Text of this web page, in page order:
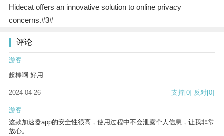
Hidecat offers an innovative solution to online privacy
concerns.#3#
评论
游客
超棒啊 好用
2024-04-26 支持[0] 反对[0]
游客
这款加速器app的安全性很高，使用过程中不会泄露个人信息，让我非常
放心。